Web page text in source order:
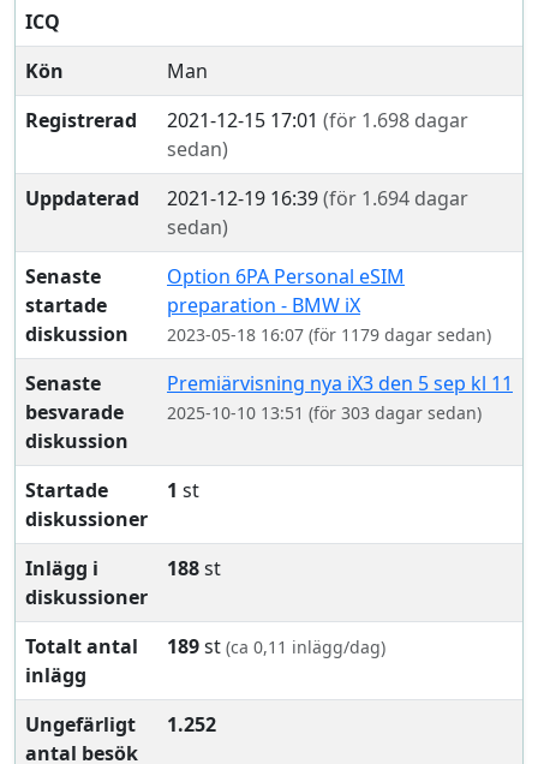
ICQ
Kön
Man
Registrerad
2021-12-15 17:01 (för 1.698 dagar
sedan)
Uppdaterad
2021-12-19 16:39(för 1.694 dagar
sedan)
Senaste
startade
diskussion
Option 6PA Personal eSIM
preparation - BMW iX
2023-05-18 16:07 (för 1179 dagar sedan)
Senaste
besvarade
diskussion
Premiärvisning nya iX3 den 5 sep kl 11
2025-10-10 13:51 (för 303 dagar sedan)
Startade
diskussioner
1 st
Inlägg i
diskussioner
188st
Totalt antal
inlägg
189st (ca 0,11 inlägg/dag)
Ungefärligt
antal besök
1.252